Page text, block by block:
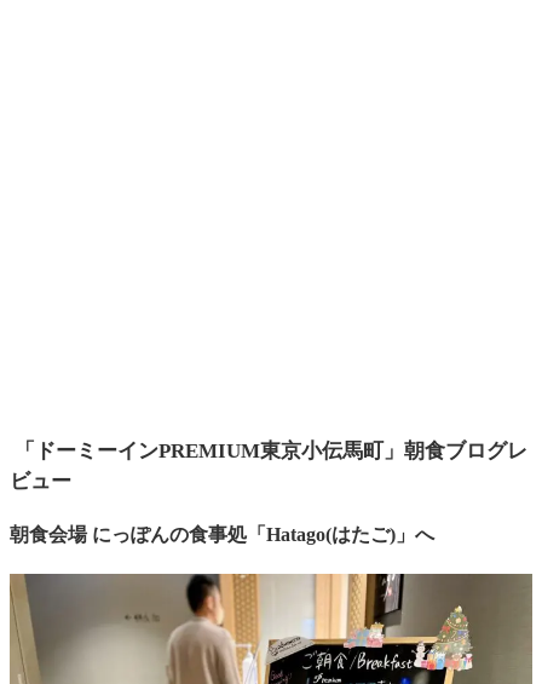
「ドーミーインPREMIUM東京小伝馬町」朝食ブログレ
ビュー
朝食会場 にっぽんの食事処「Hatago(はたご)」へ